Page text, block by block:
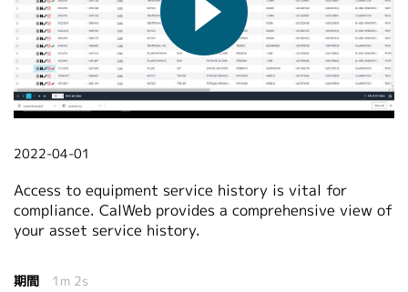
日本語
韓国語
繁體中文
2022-04-01
Access to equipment service history is vital for
compliance. CalWeb provides a comprehensive view of
your asset service history.
期間 1m 2s